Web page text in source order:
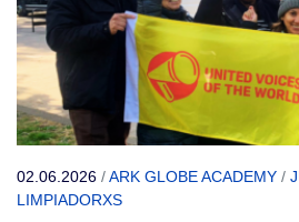
02.06.2026 /ARK GLOBE ACADEMY /
LIMPIADORXS